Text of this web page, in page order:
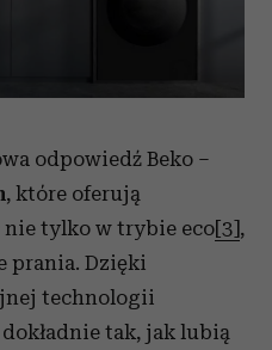
odpowiedź Beko –
, które oferują
nie tylko w trybie eco[3],
prania. Dzięki
technologii
tak, jak lubią